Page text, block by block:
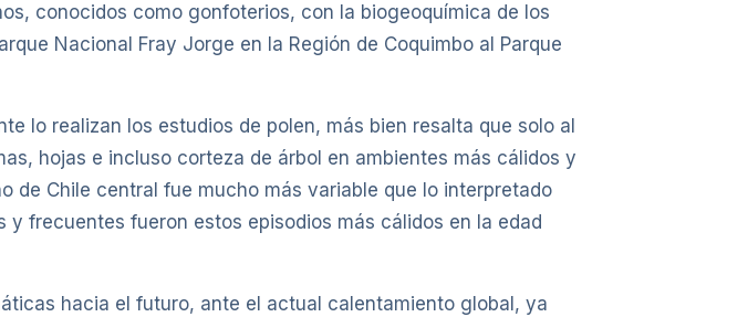
conocidos como gonfoterios, con la biogeoquímica de los
Nacional Fray Jorge en la Región de Coquimbo al Parque
lo realizan los estudios de polen, más bien resalta que solo al
hojas e incluso corteza de árbol en ambientes más cálidos y
de Chile central fue mucho más variable que lo interpretado
frecuentes fueron estos episodios más cálidos en la edad
hacia el futuro, ante el actual calentamiento global, ya